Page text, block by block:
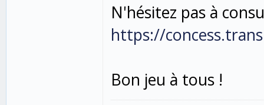
N'hésitez pas à
https://
Bon jeu à tous !